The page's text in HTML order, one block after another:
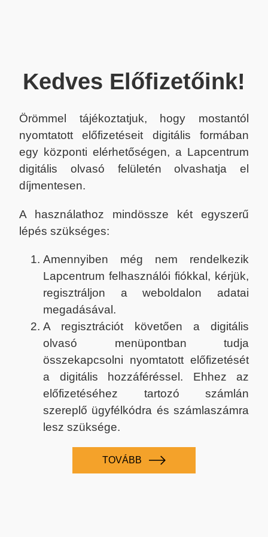
Kedves Előfizetőink!
Örömmel tájékoztatjuk, hogy mostantól
nyomtatott előfizetéseit digitális formában
egy központi elérhetőségen, a Lapcentrum
digitális olvasó felületén olvashatja el
díjmentesen.
A használathoz mindössze két egyszerű
lépés szükséges:
Amennyiben még nem rendelkezik
Lapcentrum felhasználói fiókkal, kérjük,
regisztráljon a weboldalon adatai
megadásával.
A regisztrációt követően a digitális
olvasó menüpontban tudja
összekapcsolni nyomtatott előfizetését
a digitális hozzáféréssel. Ehhez az
előfizetéséhez tartozó számlán
szereplő ügyfélkódra és számlaszámra
lesz szüksége.
TOVÁBB